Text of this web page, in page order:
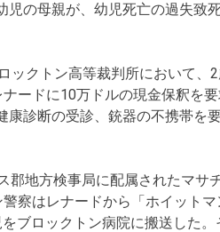
の母親が、幼児死亡の過失致
クトン高等裁判所において、
ードに10万ドルの現金保釈を
診断の受診、銃器の不携帯を
地方検事局に配属されたマサ
察はレナードから「ホイットマ
ブロックトン病院に搬送した